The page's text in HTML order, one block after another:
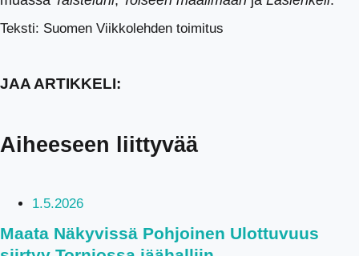
Teksti: Suomen Viikkolehden toimitus
JAA ARTIKKELI:
Aiheeseen liittyvää
1.5.2026
Maata Näkyvissä Pohjoinen Ulottuvuus